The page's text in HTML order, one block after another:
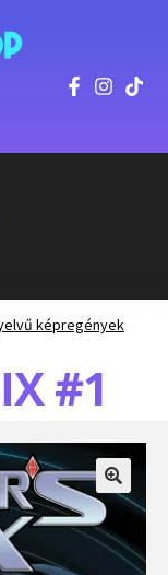
képregények
#1